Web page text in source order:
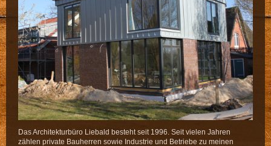
Das Architekturbüro Liebald besteht seit 1996. Seit vielen Jahren
zählen private Bauherren sowie Industrie und Betriebe zu meinen